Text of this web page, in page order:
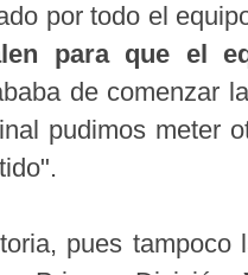
por todo el
para que el
de comenzar
pudimos meter
pues tampoco